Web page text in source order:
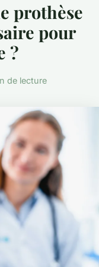
prothèse
pour
?
de lecture